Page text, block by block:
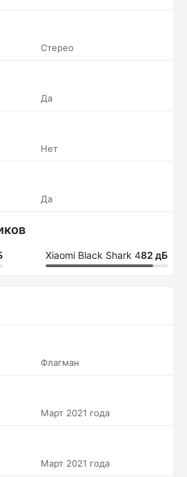
Стерео
Да
Нет
Да
Xiaomi Black Shark 482 дБ
Флагман
Март 2021 года
Март 2021 года